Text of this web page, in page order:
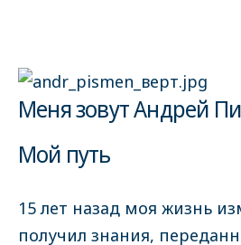
Меня зовут Андрей
Мой путь
15 лет назад моя жизнь
получил знания,